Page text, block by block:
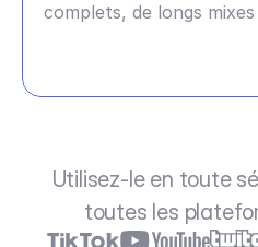
complets, de longs
Utilisez-le en toute
toutes les